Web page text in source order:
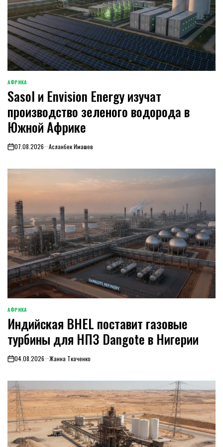
ОПУБЛИКОВАНО
В
АФРИКА
Sasol и Envision Energy изучат
производство зеленого водорода в
Южной Африке
on07.08.2026 Асланбек Имашев
ОПУБЛИКОВАНО
В
АФРИКА
Индийская BHEL поставит газовые
турбины для НПЗ Dangote в Нигерии
on04.08.2026 Жанна Ткаченко